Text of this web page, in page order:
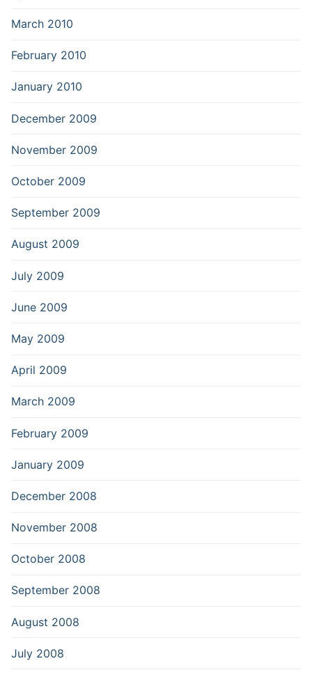
March 2010
February 2010
January 2010
December 2009
November 2009
October 2009
September 2009
August 2009
July 2009
June 2009
May 2009
April 2009
March 2009
February 2009
January 2009
December 2008
November 2008
October 2008
September 2008
August 2008
July 2008